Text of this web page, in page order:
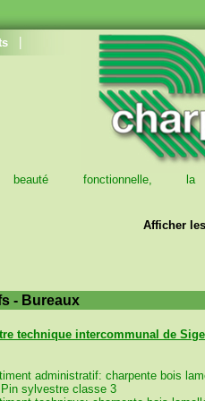
|
fonctionnelle, la
Afficher
- Bureaux
technique intercommunal de
administratif: charpente bois
sylvestre classe 3